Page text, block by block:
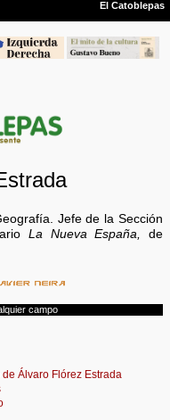
Jefe de la Sección
La Nueva España, de
campo
Álvaro Flórez Estrada